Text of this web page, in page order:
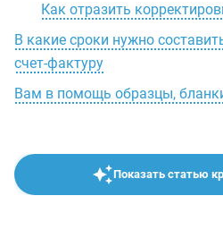
Как отразить
В какие сроки нужно
счет-фактуру
Вам в помощь образцы,
Показать статью